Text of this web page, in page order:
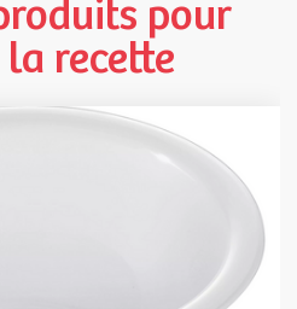
pour
recette